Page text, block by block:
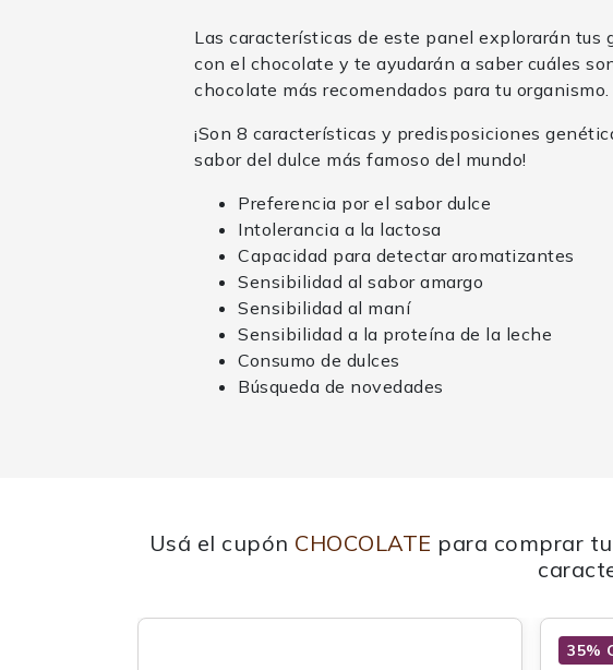
Las características de este panel explorarán tus
con el chocolate y te ayudarán a saber cuáles
chocolate más recomendados para tu organismo.
¡Son 8 características y predisposiciones
sabor del dulce más famoso del mundo!
Preferencia por el sabor dulce
Intolerancia a la lactosa
Capacidad para detectar aromatizantes
Sensibilidad al sabor amargo
Sensibilidad al maní
Sensibilidad a la proteína de la leche
Consumo de dulces
Búsqueda de novedades
Usá el cupón CHOCOLATE para comprar
35%